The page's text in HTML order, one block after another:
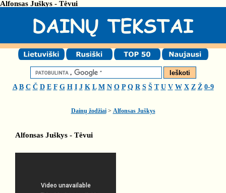
Alfonsas Juškys - Tėvui
A B C Č D E F G H I J K L M N O P Q R S Š T U V W X Z Ž 0-9
Dainų žodžiai> Alfonsas Juškys
Alfonsas Juškys - Tėvui